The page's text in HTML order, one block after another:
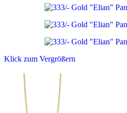
Klick zum Vergrößern